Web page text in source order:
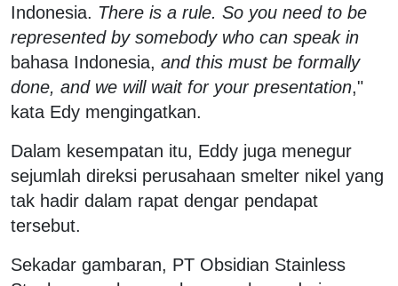
Indonesia. There is a rule. So you need to be
represented by somebody who can speak in
bahasa Indonesia, and this must be formally
done, and we will wait for your presentation,"
kata Edy mengingatkan.
Dalam kesempatan itu, Eddy juga menegur
sejumlah direksi perusahaan smelter nikel yang
tak hadir dalam rapat dengar pendapat
tersebut.
Sekadar gambaran, PT Obsidian Stainless